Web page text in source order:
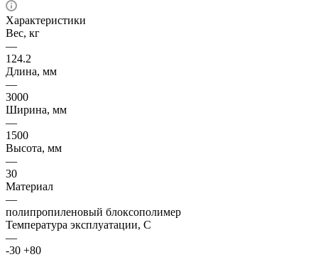
Характеристики
Вес, кг
—
124.2
Длина, мм
—
3000
Ширина, мм
—
1500
Высота, мм
—
30
Материал
—
полипропиленовый блоксополимер
Температура эксплуатации, С
—
-30 +80